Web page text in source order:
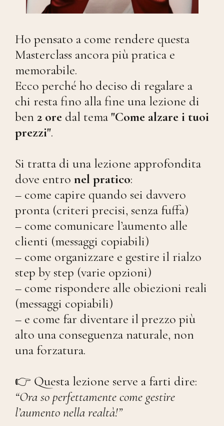
Ho pensato a come rendere questa
Masterclass ancora più pratica e
memorabile.
Ecco perché ho deciso di regalare a
chi resta fino alla fine una lezione di
ben2 ore dal tema"Come alzare i tuoi
prezzi".
Si tratta di una lezione approfondita
dove entro nel pratico:
– come capire quando sei davvero
pronta (criteri precisi, senza fuffa)
– come comunicare l’aumento alle
clienti (messaggi copiabili)
– come organizzare e gestire il rialzo
step by step (varie opzioni)
– come rispondere alle obiezioni reali
(messaggi copiabili)
– e come far diventare il prezzo più
alto una conseguenza naturale, non
una forzatura.
👉 Questa lezione serve a farti dire:
“Ora so perfettamente come gestire
l’aumento nella realtà!”